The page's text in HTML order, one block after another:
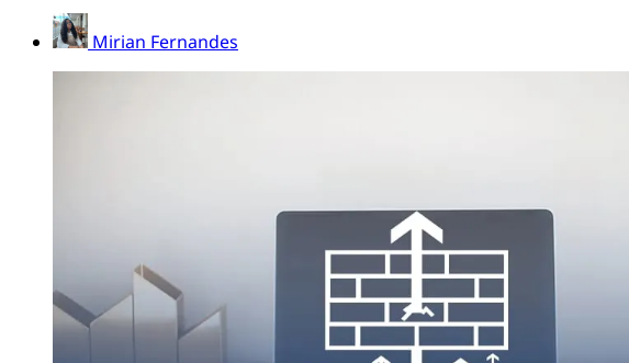
Mirian Fernandes